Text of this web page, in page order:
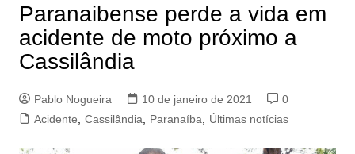
Paranaibense perde a vida em
acidente de moto próximo a
Cassilândia
Pablo Nogueira 10 de janeiro de 2021
0
Acidente
Cassilândia Paranaíba Últimas notícias